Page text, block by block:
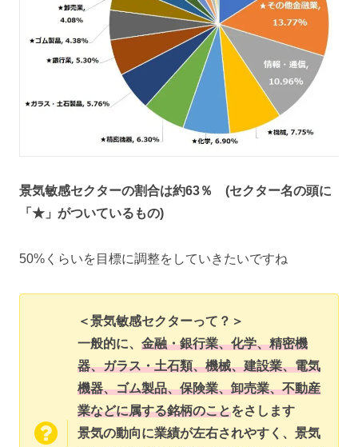
景気敏感セクターの割合は約63％ (セクター名の頭に
「★」がついているもの)
50%くらいを目標に調整をしていきたいですね
＜景気敏感セクターって？＞
一般的に、 金融・銀行業、化学、精密機
器、ガラス・土石類、機械、建設業、電気
機器、ゴム製品、保険業、卸売業、不動産
業などに属する銘柄のことをさします
景気の動向に業績が左右されやすく、景気